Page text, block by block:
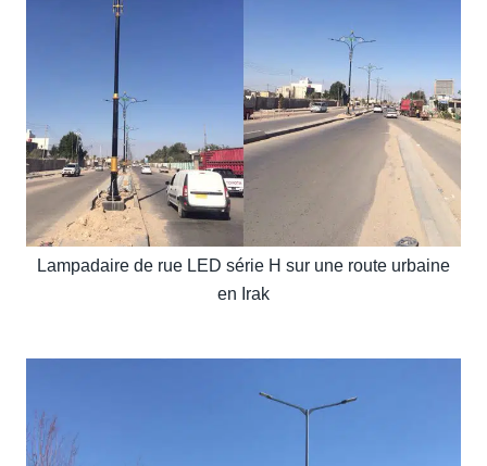
Lampadaire de rue LED série H sur une route urbaine
en Irak